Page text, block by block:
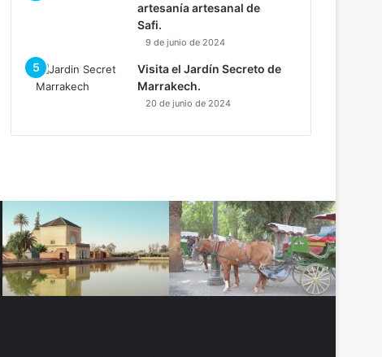
artesanía artesanal de
Safi.
9 de junio de 2024
Visita el Jardín Secreto de
Marrakech.
20 de junio de 2024